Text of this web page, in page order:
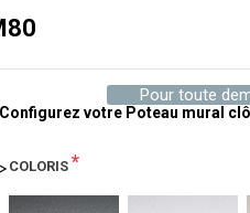
Pour toute
Configurez votre Poteau mural
COLORIS *